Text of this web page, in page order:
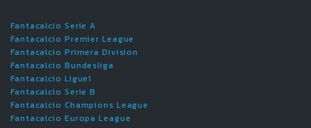
Fantacalcio Serie A
Fantacalcio Premier League
Fantacalcio Primera Division
Fantacalcio Bundesliga
Fantacalcio Ligue1
Fantacalcio Serie B
Fantacalcio Champions League
Fantacalcio Europa League